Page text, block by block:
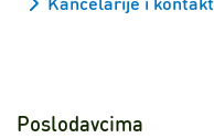
Poslodavcima